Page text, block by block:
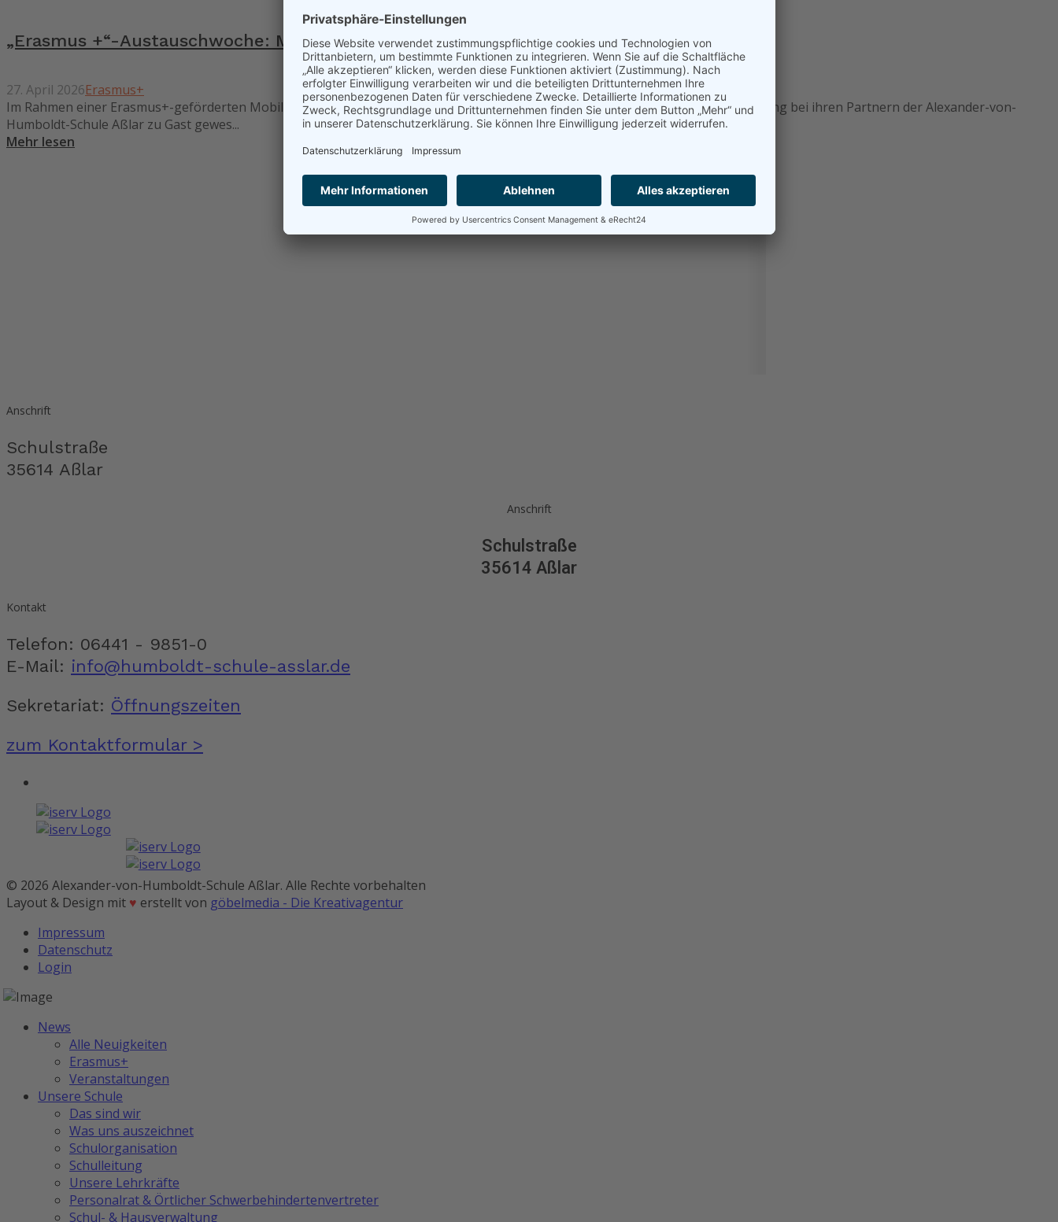
„Erasmus +“-Austauschwoche: Mit dem Fahrrad unterwegs – Grenzen und Möglichkeiten
27. April 2026Erasmus+
Im Rahmen einer Erasmus+-geförderten Mobilität sind 13 Schüler der spanischen Schule IES Santa María del Águila eine Woche lang bei ihren Partnern der Alexander-von-
Humboldt-Schule Aßlar zu Gast gewes...
Mehr lesen
Anschrift
Schulstraße
35614 Aßlar
Anschrift
Schulstraße
35614 Aßlar
Kontakt
Telefon: 06441 - 9851-0
E-Mail: info@humboldt-schule-asslar.de
Sekretariat: Öffnungszeiten
zum Kontaktformular >
© 2026 Alexander-von-Humboldt-Schule Aßlar. Alle Rechte vorbehalten
Layout & Design mit ♥ erstellt von göbelmedia - Die Kreativagentur
Impressum
Datenschutz
Login
News
Alle Neuigkeiten
Erasmus+
Veranstaltungen
Unsere Schule
Das sind wir
Was uns auszeichnet
Schulorganisation
Schulleitung
Unsere Lehrkräfte
Personalrat & Örtlicher Schwerbehindertenvertreter
Schul- & Hausverwaltung